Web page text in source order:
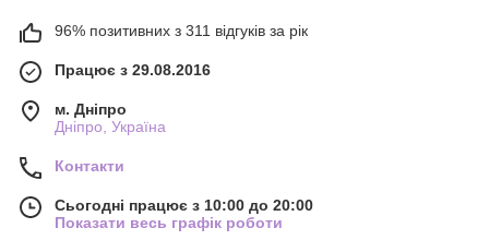
96% позитивних з 311 відгуків за рік
Працює з 29.08.2016
м. Дніпро
Дніпро, Україна
Контакти
Сьогодні працює з 10:00 до 20:00
Показати весь графік роботи